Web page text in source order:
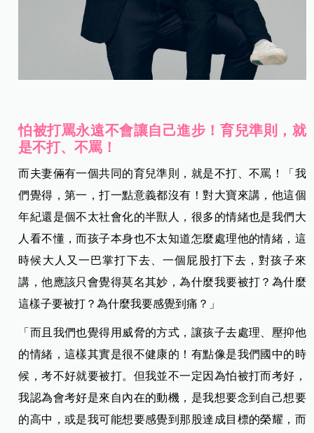
怕被打罵永遠不會讓自己進步！育兒準則，就
是不打、不罵！
而夫妻倆有一個共同的育兒準則，就是不打、不罵！「我
們覺得，第一，打一點意義都沒有！對大寶來講，他這個
年紀還是個不太社會化的半獸人，很多的情緒也是我們大
人看不懂，而孩子本身也不太知道怎麼處理他的情緒，這
時候大人又一巴掌打下去、一個屁股打下去，對孩子來
講，他應該只會覺得莫名其妙，為什麼我要被打？為什麼
這樣子要被打？為什麼我要感覺到痛？」
「而且我們也覺得用威脅的方式，讓孩子去處理、壓抑他
的情緒，這樣其實是很不健康的！有點像是我們國中的時
候，考不好就要被打。但我並不一定因為怕被打而考好，
我認為會考好是來自內在的動機，是我想要念到自己想要
的高中，或是我可能想要感覺到那股達成目標的榮耀，而